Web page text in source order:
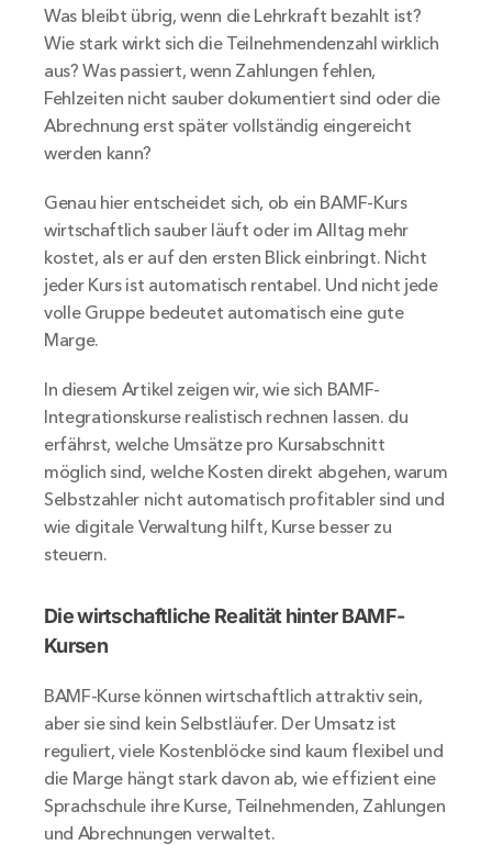
Was bleibt übrig, wenn die Lehrkraft bezahlt ist?
Wie stark wirkt sich die Teilnehmendenzahl wirklich
aus? Was passiert, wenn Zahlungen fehlen,
Fehlzeiten nicht sauber dokumentiert sind oder die
Abrechnung erst später vollständig eingereicht
werden kann?
Genau hier entscheidet sich, ob ein BAMF-Kurs
wirtschaftlich sauber läuft oder im Alltag mehr
kostet, als er auf den ersten Blick einbringt. Nicht
jeder Kurs ist automatisch rentabel. Und nicht jede
volle Gruppe bedeutet automatisch eine gute
Marge.
In diesem Artikel zeigen wir, wie sich BAMF-
Integrationskurse realistisch rechnen lassen. du
erfährst, welche Umsätze pro Kursabschnitt
möglich sind, welche Kosten direkt abgehen, warum
Selbstzahler nicht automatisch profitabler sind und
wie digitale Verwaltung hilft, Kurse besser zu
steuern.
Die wirtschaftliche Realität hinter BAMF-
Kursen
BAMF-Kurse können wirtschaftlich attraktiv sein,
aber sie sind kein Selbstläufer. Der Umsatz ist
reguliert, viele Kostenblöcke sind kaum flexibel und
die Marge hängt stark davon ab, wie effizient eine
Sprachschule ihre Kurse, Teilnehmenden, Zahlungen
und Abrechnungen verwaltet.